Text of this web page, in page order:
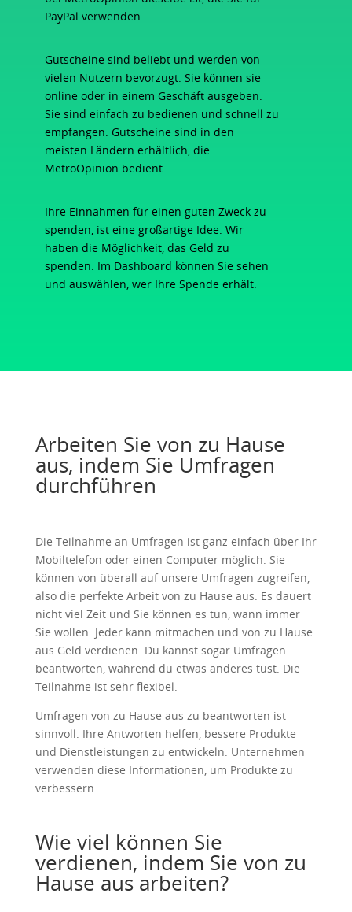
PayPal verwenden.
Gutscheine sind beliebt und werden von
vielen Nutzern bevorzugt. Sie können sie
online oder in einem Geschäft ausgeben.
Sie sind einfach zu bedienen und schnell zu
empfangen. Gutscheine sind in den
meisten Ländern erhältlich, die
MetroOpinion bedient.
Ihre Einnahmen für einen guten Zweck zu
spenden, ist eine großartige Idee. Wir
haben die Möglichkeit, das Geld zu
spenden. Im Dashboard können Sie sehen
und auswählen, wer Ihre Spende erhält.
Arbeiten Sie von zu Hause
aus, indem Sie Umfragen
durchführen
Die Teilnahme an Umfragen ist ganz einfach über Ihr
Mobiltelefon oder einen Computer möglich. Sie
können von überall auf unsere Umfragen zugreifen,
also die perfekte Arbeit von zu Hause aus. Es dauert
nicht viel Zeit und Sie können es tun, wann immer
Sie wollen. Jeder kann mitmachen und von zu Hause
aus Geld verdienen. Du kannst sogar Umfragen
beantworten, während du etwas anderes tust. Die
Teilnahme ist sehr flexibel.
Umfragen von zu Hause aus zu beantworten ist
sinnvoll. Ihre Antworten helfen, bessere Produkte
und Dienstleistungen zu entwickeln. Unternehmen
verwenden diese Informationen, um Produkte zu
verbessern.
Wie viel können Sie
verdienen, indem Sie von zu
Hause aus arbeiten?